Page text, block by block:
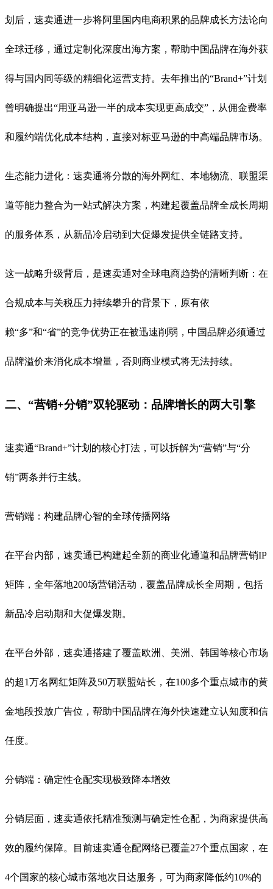
划后，速卖通进一步将阿里国内电商积累的品牌成长方法论向
全球迁移，通过定制化深度出海方案，帮助中国品牌在海外获
得与国内同等级的精细化运营支持。去年推出的“Brand+”计划
曾明确提出“用亚马逊一半的成本实现更高成交”，从佣金费率
和履约端优化成本结构，直接对标亚马逊的中高端品牌市场。
生态能力进化：速卖通将分散的海外网红、本地物流、联盟渠
道等能力整合为一站式解决方案，构建起覆盖品牌全成长周期
的服务体系，从新品冷启动到大促爆发提供全链路支持。
这一战略升级背后，是速卖通对全球电商趋势的清晰判断：在
合规成本与关税压力持续攀升的背景下，原有依
赖“多”和“省”的竞争优势正在被迅速削弱，中国品牌必须通过
品牌溢价来消化成本增量，否则商业模式将无法持续。
二、“营销+分销”双轮驱动：品牌增长的两大引擎
速卖通“Brand+”计划的核心打法，可以拆解为“营销”与“分
销”两条并行主线。
营销端：构建品牌心智的全球传播网络
在平台内部，速卖通已构建起全新的商业化通道和品牌营销IP
矩阵，全年落地200场营销活动，覆盖品牌成长全周期，包括
新品冷启动期和大促爆发期 。
在平台外部，速卖通搭建了覆盖欧洲、美洲、韩国等核心市场
的超1万名网红矩阵及50万联盟站长，在100多个重点城市的黄
金地段投放广告位，帮助中国品牌在海外快速建立认知度和信
任度。
分销端：确定性仓配实现极致降本增效
分销层面，速卖通依托精准预测与确定性仓配，为商家提供高
效的履约保障。目前速卖通仓配网络已覆盖27个重点国家，在
4个国家的核心城市落地次日达服务，可为商家降低约10%的